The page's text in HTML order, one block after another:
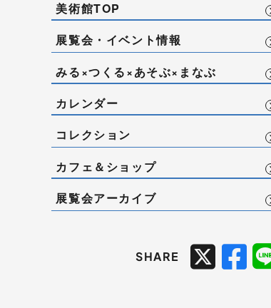
美術館TOP
展覧会・イベント情報
みる×つくる×あそぶ×まなぶ
カレンダー
コレクション
カフェ＆ショップ
展覧会アーカイブ
SHARE